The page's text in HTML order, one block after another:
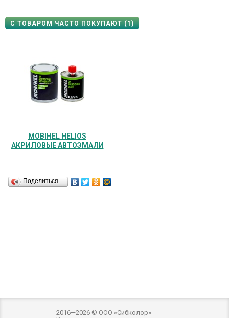
С ТОВАРОМ ЧАСТО ПОКУПАЮТ (1)
MOBIHEL HELIOS
АКРИЛОВЫЕ АВТОЭМАЛИ
Поделиться…
2016—2026 © ООО «Сибколор»